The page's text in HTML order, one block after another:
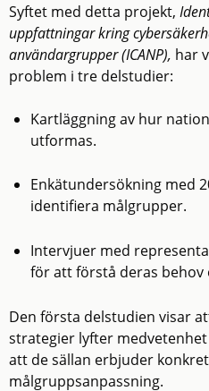
Syftet med detta projekt,
uppfattningar kring
användargrupper (ICANP), har
problem i tre delstudier:
Kartläggning av hur
utformas.
Enkätundersökning med
identifiera målgrupper.
Intervjuer med
för att förstå deras behov
Den första delstudien visar
strategier lyfter
att de sällan erbjuder
målgruppsanpassning.